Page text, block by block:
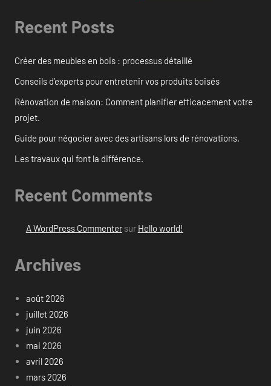
Recent Posts
Créer des meubles en bois : processus détaillé
Conseils d’experts pour entretenir vos produits boisés
Rénovation de maison: Comment planifier efficacement votre
projet.
Guide pour négocier avec des artisans lors de rénovations.
Les travaux qui font la différence.
Recent Comments
A WordPress Commentersur Hello world!
Archives
août 2026
juillet 2026
juin 2026
mai 2026
avril 2026
mars 2026